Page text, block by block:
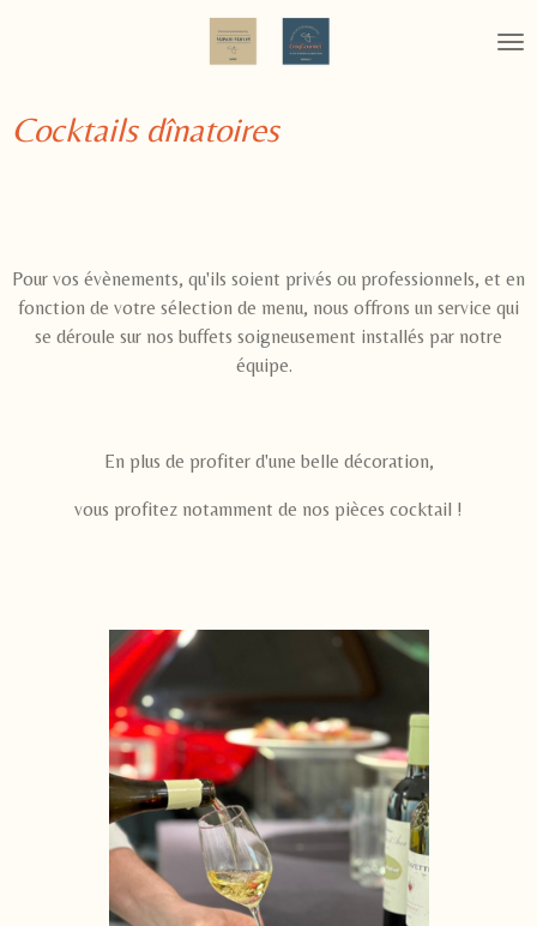
Cocktails dînatoires
Pour vos évènements, qu'ils soient privés ou professionnels, et en
fonction de votre sélection de menu, nous offrons un service qui
se déroule sur nos buffets soigneusement installés par notre
équipe.
En plus de profiter d'une belle décoration,
vous profitez notamment de nos pièces cocktail !